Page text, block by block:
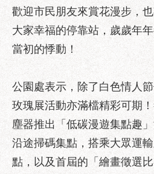
頁
English
台
通
台
北
服
務
通
歡迎市民朋友來賞花漫步，
大家幸福的停靠站，歲歲年
當初的悸動！
公園處表示，除了白色情人
玫瑰展活動亦滿檔精彩可期
塵器推出「低碳漫遊集點趣
沿途掃碼集點，搭乘大眾運
點，以及首屆的「繪畫徵選